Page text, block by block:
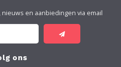
en aanbiedingen via email
ons